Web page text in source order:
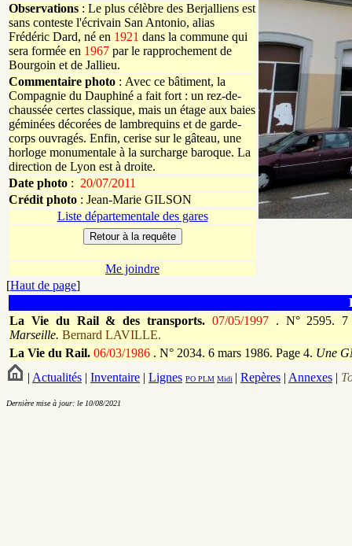
Observations : Le plus célèbre des Berjalliens est
sans conteste l'écrivain San Antonio, alias
Frédéric Dard, né en 1921 dans la commune qui
sera formée en 1967 par le rapprochement de
Bourgoin et de Jallieu.
Commentaire photo : Avec ce bâtiment, la
Compagnie du Dauphiné a fait fort : un rez-de-
chaussée certes classique, mais un étage aux baies
géminées décorées de lambrequins et de garde-
corps ouvragés. Enfin, cerise sur le gâteau, une
horloge monumentale à la surcharge baroque. La
direction de Lyon est à droite.
Date photo : 20/07/2011
Crédit photo : Jean-Marie GILSON
Liste départementale des gares
Me joindre
[Haut de page]
La Vie du Rail & des transports. 07/05/1997 . N° 2595.
Marseille. Bernard LAVILLE.
La Vie du Rail. 06/03/1986 . N° 2034. 6 mars 1986. Page 4. Une
| Actualités | Inventaire | Lignes PO PLM Midi | Repères | Annexes |
Dernière mise à jour: le 10/08/2021